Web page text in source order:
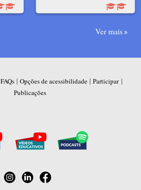
Ver mais
FAQs| Opções de acessibilidade| Participar|
Publicações